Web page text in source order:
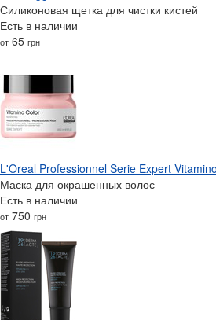
Силиконовая щетка для чистки кистей
Есть в наличии
от 65 грн
L'Oreal Professionnel Serie Expert
Маска для окрашенных волос
Есть в наличии
от 750 грн